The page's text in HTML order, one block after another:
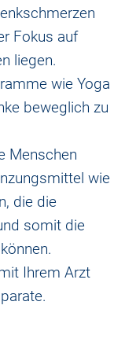
Fokus auf
liegen.
wie Yoga
beweglich zu
Menschen
wie
die die
somit die
Ihrem Arzt